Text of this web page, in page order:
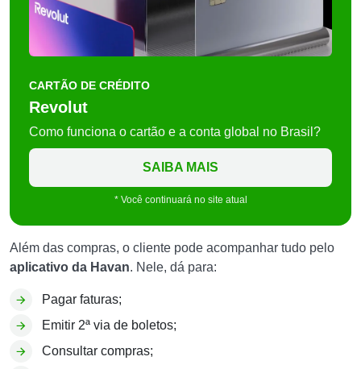
CARTÃO DE CRÉDITO
Revolut
Como funciona o cartão e a conta global no Brasil?
SAIBA MAIS
* Você continuará no site atual
Além das compras, o cliente pode acompanhar tudo pelo
aplicativo da Havan. Nele, dá para:
Pagar faturas;
Emitir 2ª via de boletos;
Consultar compras;